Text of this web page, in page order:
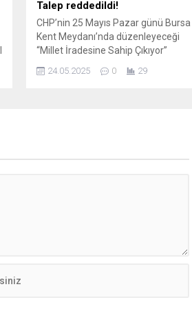
Talep reddedildi!
CHP’nin 25 Mayıs Pazar günü Bursa
Kent Meydanı’nda düzenleyeceği
“Millet İradesine Sahip Çıkıyor”
mitingi öncesi yeni bir gelişme
yaşandı. CHP’nin billboardlara afiş
açıkça sansürdür, halkın haber
24.05.2025 0 29